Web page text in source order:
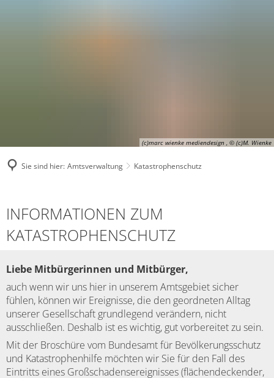
(c)marc wienke mediendesign , © (c)M. Wienke
Sie sind hier: Amtsverwaltung Katastrophenschutz
INFORMATIONEN ZUM
KATASTROPHENSCHUTZ
Liebe Mitbürgerinnen und Mitbürger,
auch wenn wir uns hier in unserem Amtsgebiet sicher
fühlen, können wir Ereignisse, die den geordneten Alltag
unserer Gesellschaft grundlegend verändern, nicht
ausschließen. Deshalb ist es wichtig, gut vorbereitet zu sein.
Mit der Broschüre vom Bundesamt für Bevölkerungsschutz
und Katastrophenhilfe möchten wir Sie für den Fall des
Eintritts eines Großschadensereignisses (flächendeckender,